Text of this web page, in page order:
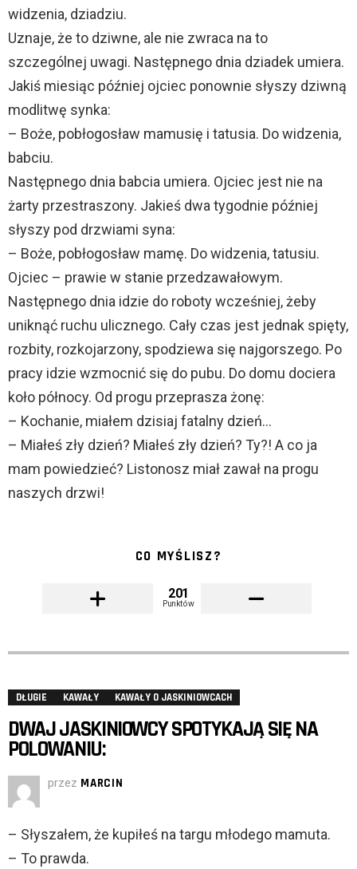
widzenia, dziadziu.
Uznaje, że to dziwne, ale nie zwraca na to
szczególnej uwagi. Następnego dnia dziadek umiera.
Jakiś miesiąc później ojciec ponownie słyszy dziwną
modlitwę synka:
– Boże, pobłogosław mamusię i tatusia. Do widzenia,
babciu.
Następnego dnia babcia umiera. Ojciec jest nie na
żarty przestraszony. Jakieś dwa tygodnie później
słyszy pod drzwiami syna:
– Boże, pobłogosław mamę. Do widzenia, tatusiu.
Ojciec – prawie w stanie przedzawałowym.
Następnego dnia idzie do roboty wcześniej, żeby
uniknąć ruchu ulicznego. Cały czas jest jednak spięty,
rozbity, rozkojarzony, spodziewa się najgorszego. Po
pracy idzie wzmocnić się do pubu. Do domu dociera
koło północy. Od progu przeprasza żonę:
– Kochanie, miałem dzisiaj fatalny dzień…
– Miałeś zły dzień? Miałeś zły dzień? Ty?! A co ja
mam powiedzieć? Listonosz miał zawał na progu
naszych drzwi!
CO MYŚLISZ?
201
Punktów
DŁUGIE KAWAŁY KAWAŁY O JASKINIOWCACH
DWAJ JASKINIOWCY SPOTYKAJĄ SIĘ NA
POLOWANIU:
przez MARCIN
– Słyszałem, że kupiłeś na targu młodego mamuta.
– To prawda.